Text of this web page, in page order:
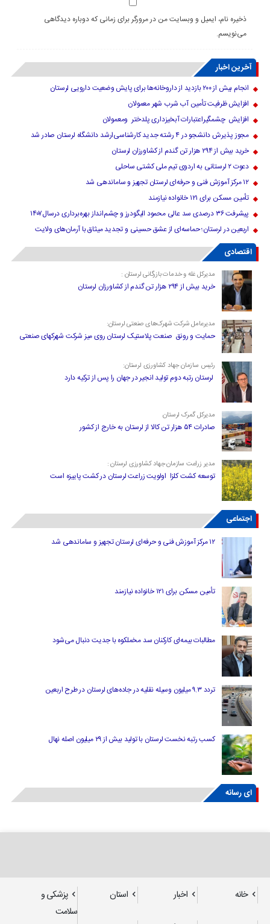
ذخیره نام، ایمیل و وبسایت من در مرورگر برای زمانی که دوباره دیدگاهی
می‌نویسم.
آخرین اخبار
انجام بیش از ۲۰۰ بازدید از داروخانه‌ها برای پایش وضعیت دارویی لرستان
افزایش ظرفیت تأمین آب شرب شهر معمولان
افزایش چشمگیراعتبارات آبخیزداری پلدختر ومعمولان
مجوز پذیرش دانشجو در ۴ رشته جدید کارشناسی‌ارشد دانشگاه لرستان صادر شد
خرید بیش از ۲۹۴ هزار تن گندم از کشاورزان لرستان
دعوت ۲ لرستانی به اردوی تیم ملی کشتی ساحلی
۱۲ مرکز آموزش فنی و حرفه‌ای لرستان تجهیز و ساماندهی شد
تأمین مسکن برای ۱۲۱ خانواده نیازمند
پیشرفت ۳۶ درصدی سد عالی محمود الیگودرز و چشم‌انداز بهره‌برداری درسال۱۴۰۷
اربعین در لرستان؛ حماسه‌ای از عشق حسینی و تجدید میثاق با آرمان‌های ولایت
اقتصادی
مدیرکل غله و خدمات بازرگانی لرستان :
خرید بیش از ۲۹۴ هزار تن گندم از کشاورزان لرستان
مدیرعامل شرکت شهرک‌های صنعتی لرستان:
حمایت و رونق صنعت پلاستیک لرستان روی میز شرکت شهرکهای صنعتی
رئیس سازمان جهاد کشاورزی لرستان:
لرستان رتبه دوم تولید انجیر در جهان را پس از ترکیه دارد
مدیرکل گمرک لرستان
صادرات ۵۴ هزار تن کالا از لرستان به خارج از کشور
مدیر زراعت سازمان جهاد کشاورزی لرستان :
توسعه کشت کلزا اولویت زراعت لرستان در کشت پاییزه است
اجتماعی
۱۲ مرکز آموزش فنی و حرفه‌ای لرستان تجهیز و ساماندهی شد
تأمین مسکن برای ۱۲۱ خانواده نیازمند
مطالبات بیمه‌ای کارکنان سد مخملکوه با جدیت دنبال می‌شود
تردد ۹.۳ میلیون وسیله نقلیه در جاده‌های لرستان در طرح اربعین
کسب رتبه نخست لرستان با تولید بیش از ۲۹ میلیون اصله نهال
ای رسانه
خانه اخبار استان
پزشکی و
سلامت